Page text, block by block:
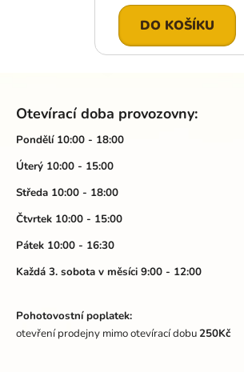
DO KOŠÍKU
Otevírací doba provozovny:
Pondělí 10:00 - 18:00
Úterý 10:00 - 15:00
Středa 10:00 - 18:00
Čtvrtek 10:00 - 15:00
Pátek 10:00 - 16:30
Každá 3. sobota v měsíci 9:00 - 12:00
Pohotovostní poplatek:
otevření prodejny mimo otevírací dobu250Kč